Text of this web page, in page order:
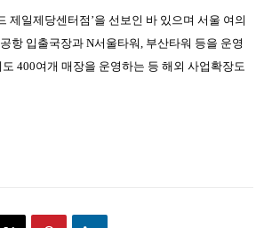
제일제당센터점 ’을 선보인 바 있으며 서울 여의
항 입출국장과N서울타워, 부산타워 등을 운영
400여개 매장을 운영하는 등 해외 사업확장도